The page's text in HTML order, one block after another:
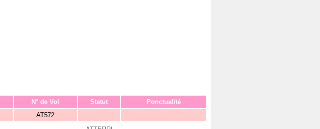
N° de Vol Statut
Ponctualité
AT572